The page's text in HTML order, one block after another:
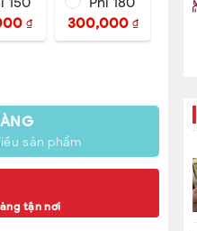
₫
300,000 ₫
sản phẩm
tận nơi